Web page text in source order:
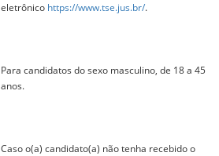
eletrônico https://www.tse.jus.br/.
Para candidatos do sexo masculino, de 18 a 45
anos.
Caso o(a) candidato(a) não tenha recebido o